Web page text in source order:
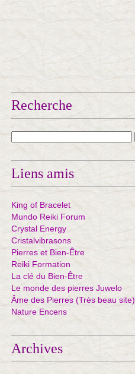
Recherche
Liens amis
King of Bracelet
Mundo Reiki Forum
Crystal Energy
Cristalvibrasons
Pierres et Bien-Être
Reiki Formation
La clé du Bien-Être
Le monde des pierres Juwelo
Âme des Pierres (Très beau site)
Nature Encens
Archives